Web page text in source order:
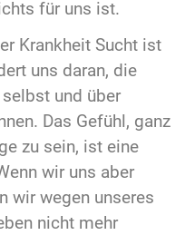
für uns ist.
Krankheit Sucht ist
uns daran, die
und über
Das Gefühl, ganz
zu sein, ist eine
wir uns aber
wir wegen unseres
nicht mehr